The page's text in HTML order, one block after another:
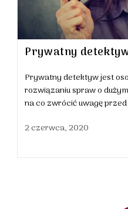
Prywatny
Prywatny detektyw jest
rozwiązaniu spraw o
na co zwrócić uwagę
2 czerwca, 2020